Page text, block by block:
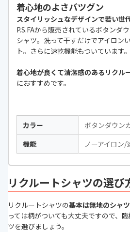
着心地のよさバツグン
スタイリッシュなデザインで若い世
P.S.FAから販売されているボタンダ
シャツ。洗って干すだけでアイロン
ト。さらに速乾機能もついています。
着心地が良くて清潔感のあるリクル
におすすめです。
カラー
ボタンダウン
機能
ノーアイロン/
リクルートシャツの選び
リクルートシャツの基本は無地のシャツ
っては柄がついても大丈夫ですので、
ツを選びましょう。